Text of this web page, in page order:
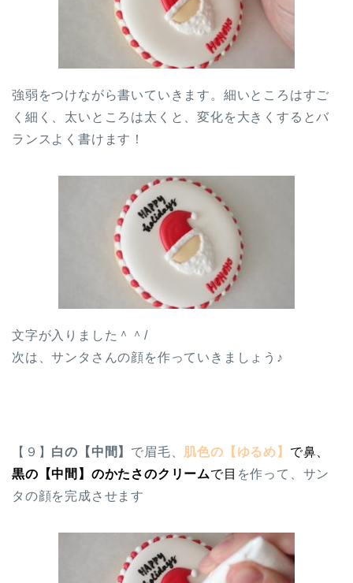
強弱をつけながら書いていきます。細いところはすご
く細く、太いところは太くと、変化を大きくするとバ
ランスよく書けます！
文字が入りました＾＾/
次は、サンタさんの顔を作っていきましょう♪
【９】 白の【中間】 で眉毛、 肌色の【ゆるめ】 で鼻、
黒の【中間】のかたさのクリームで目 を作って、サン
タの顔を完成させます